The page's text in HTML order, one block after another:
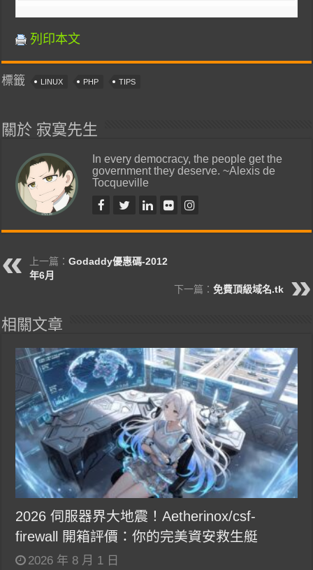
列印本文
標籤 LINUX PHP TIPS
關於 寂寞先生
In every democracy, the people get the
government they deserve. ~Alexis de
Tocqueville
上一篇：Godaddy優惠碼-2012
年6月
下一篇： 免費頂級域名.tk
相關文章
2026 伺服器界大地震！Aetherinox/csf-
firewall 開箱評價：你的完美資安救生艇
2026 年 8 月 1 日